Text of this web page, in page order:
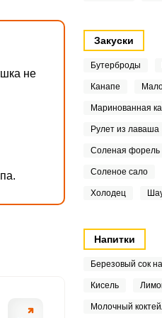
не
Закуски
Бутерброды
Канапе
Маринованная
Рулет из лаваша
Соленая форель
Соленое сало
Холодец
Напитки
Березовый сок
Кисель
Молочный
как начать готовить
Тогда процесс